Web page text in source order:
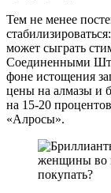
Тем не менее
может сыграть
Соединенными
фоне истощения
цены на алмазы и
на 15-20
«Алросы».